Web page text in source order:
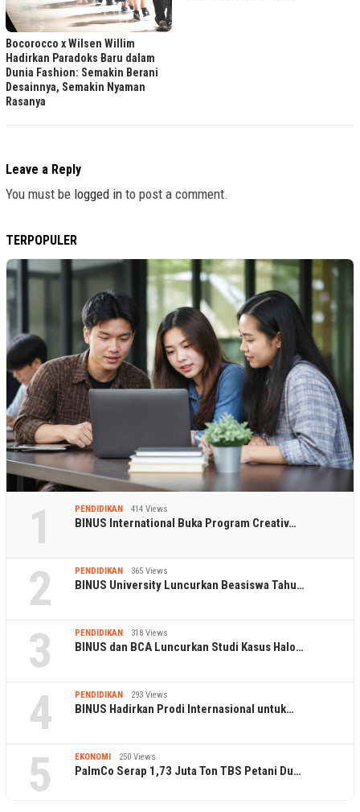
Bocorocco x Wilsen Willim
Hadirkan Paradoks Baru dalam
Dunia Fashion: Semakin Berani
Desainnya, Semakin Nyaman
Rasanya
Leave a Reply
You must be logged in to post a comment.
TERPOPULER
1 PENDIDIKAN 414 Views
BINUS International Buka Program Creativ…
2 PENDIDIKAN 365 Views
BINUS University Luncurkan Beasiswa Tahu…
3 PENDIDIKAN 318 Views
BINUS dan BCA Luncurkan Studi Kasus Halo…
4 PENDIDIKAN 293 Views
BINUS Hadirkan Prodi Internasional untuk…
5 EKONOMI 250 Views
PalmCo Serap 1,73 Juta Ton TBS Petani Du…